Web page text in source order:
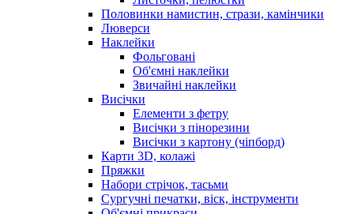
Половинки намистин, стрази, камінчики
Люверси
Наклейки
Фольговані
Об'ємні наклейки
Звичайні наклейки
Висічки
Елементи з фетру
Висічки з пінорезини
Висічки з картону (чіпборд)
Карти 3D, колажі
Пряжки
Набори стрічок, тасьми
Сургучні печатки, віск, інструменти